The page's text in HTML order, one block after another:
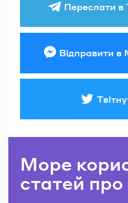
Переслати в
Відправити в
Море
статей